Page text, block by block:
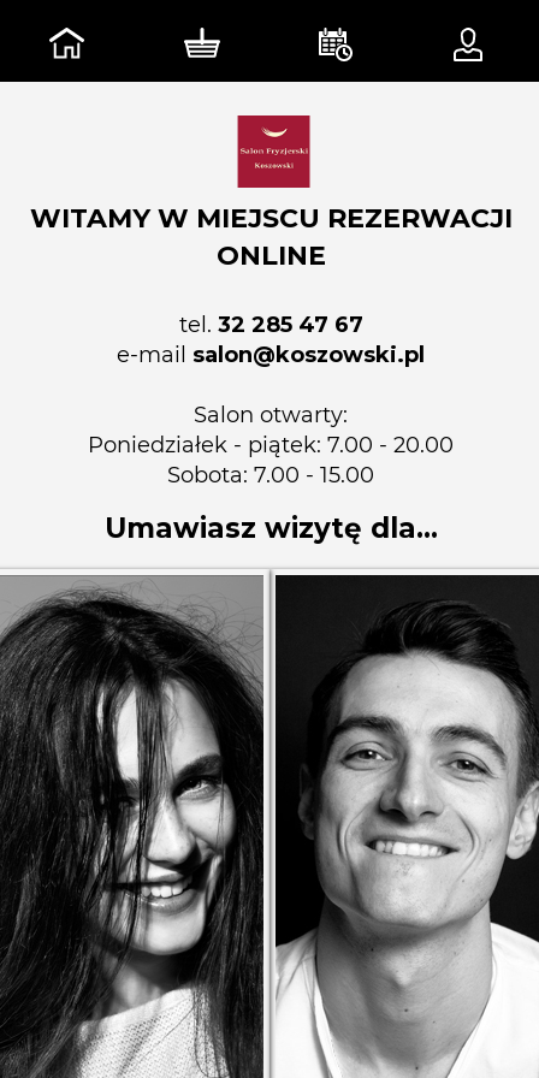
WITAMY W MIEJSCU REZERWACJI
ONLINE
tel. 32 285 47 67
e-mail salon@koszowski.pl
Salon otwarty:
Poniedziałek - piątek: 7.00 - 20.00
Sobota: 7.00 - 15.00
Umawiasz wizytę dla...